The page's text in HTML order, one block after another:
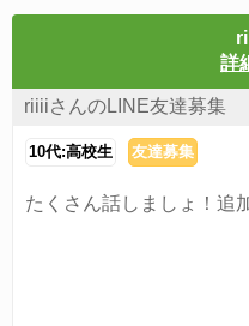
詳
riiiiさんのLINE友達募集
10代:高校生 友達募集
たくさん話しましょ！追